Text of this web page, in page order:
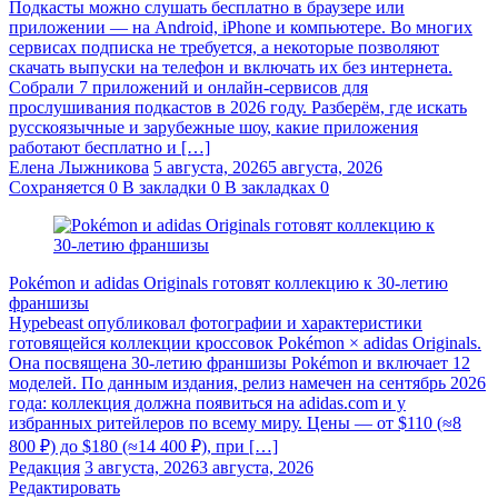
Подкасты можно слушать бесплатно в браузере или
приложении — на Android, iPhone и компьютере. Во многих
сервисах подписка не требуется, а некоторые позволяют
скачать выпуски на телефон и включать их без интернета.
Собрали 7 приложений и онлайн-сервисов для
прослушивания подкастов в 2026 году. Разберём, где искать
русскоязычные и зарубежные шоу, какие приложения
работают бесплатно и […]
Елена Лыжникова 5 августа, 20265 августа, 2026
Сохраняется 0 В закладки 0 В закладках 0
Pokémon и adidas Originals готовят коллекцию к 30-летию
франшизы
Hypebeast опубликовал фотографии и характеристики
готовящейся коллекции кроссовок Pokémon × adidas Originals.
Она посвящена 30-летию франшизы Pokémon и включает 12
моделей. По данным издания, релиз намечен на сентябрь 2026
года: коллекция должна появиться на adidas.com и у
избранных ритейлеров по всему миру. Цены — от $110 (≈8
800 ₽) до $180 (≈14 400 ₽), при […]
Редакция 3 августа, 20263 августа, 2026
Редактировать